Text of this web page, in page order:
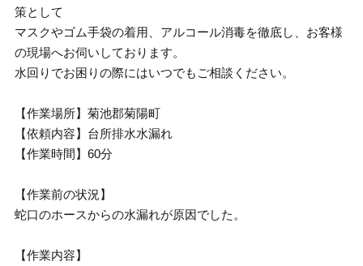
策として
マスクやゴム手袋の着用、アルコール消毒を徹底し、お客様
の現場へお伺いしております。
水回りでお困りの際にはいつでもご相談ください。
【作業場所】菊池郡菊陽町
【依頼内容】台所排水水漏れ
【作業時間】60分
【作業前の状況】
蛇口のホースからの水漏れが原因でした。
【作業内容】